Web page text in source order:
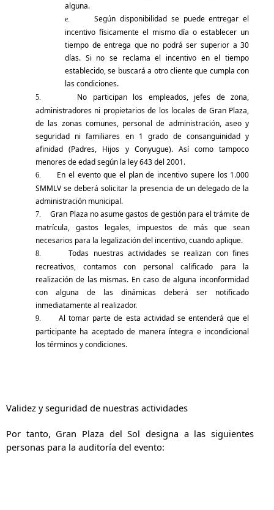
alguna.
e.
Según disponibilidad se puede entregar el
incentivo físicamente el mismo día o establecer un
tiempo de entrega que no podrá ser superior a 30
días. Si no se reclama el incentivo en el tiempo
establecido, se buscará a otro cliente que cumpla con
las condiciones.
5.
No participan los empleados, jefes de zona,
administradores ni propietarios de los locales de Gran Plaza,
de las zonas comunes, personal de administración, aseo y
seguridad ni familiares en 1 grado de consanguinidad y
afinidad (Padres, Hijos y Conyugue). Así como tampoco
menores de edad según la ley 643 del 2001.
6.
En el evento que el plan de incentivo supere los 1.000
SMMLV se deberá solicitar la presencia de un delegado de la
administración municipal.
7.
Gran Plaza no asume gastos de gestión para el trámite de
matrícula, gastos legales, impuestos de más que sean
necesarios para la legalización del incentivo, cuando aplique.
8.
Todas nuestras actividades se realizan con fines
recreativos, contamos con personal calificado para la
realización de las mismas. En caso de alguna inconformidad
con alguna de las dinámicas deberá ser notificado
inmediatamente al realizador.
9.
Al tomar parte de esta actividad se entenderá que el
participante ha aceptado de manera íntegra e incondicional
los términos y condiciones.
Validez y seguridad de nuestras actividades
Por tanto, Gran Plaza del Sol designa a las siguientes
personas para la auditoría del evento: